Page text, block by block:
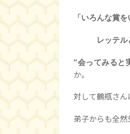
「いろんな賞
レッテルと
“会ってみると
か。
対して鶴瓶さ
弟子からも全然